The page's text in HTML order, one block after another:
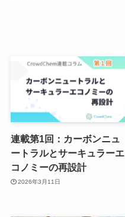
連載第1回：カーボンニュ
ートラルとサーキュラーエ
コノミーの再設計
2026年3月11日